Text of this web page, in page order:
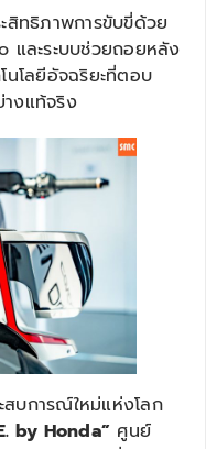
สิทธิภาพการขับขี่ด้วย
และระบบช่วยถอยหลัง
นโลยีอัจฉริยะที่ตอบ
งแท้จริง
บการณ์ใหม่แห่งโลก
by Honda” ศูนย์